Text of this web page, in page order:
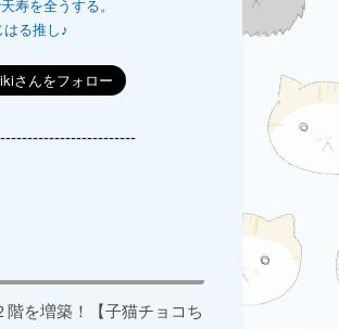
寿を全うする。
はる推し♪
階を増築！【子猫チョコち